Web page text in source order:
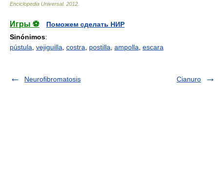
Enciclopedia Universal. 2012
Игры ⚽
Поможем сделать НИР
Sinónimos:
pústula vejiguilla costra postilla ampolla escara
Neurofibromatosis Cianuro